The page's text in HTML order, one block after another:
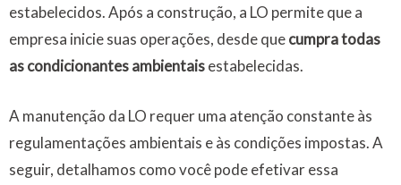
estabelecidos. Após a construção, a LO permite que a
empresa inicie suas operações, desde quecumpra todas
as condicionantes ambientaisestabelecidas.
A manutenção da LO requer uma atenção constante às
regulamentações ambientais e às condições impostas. A
seguir, detalhamos como você pode efetivar essa